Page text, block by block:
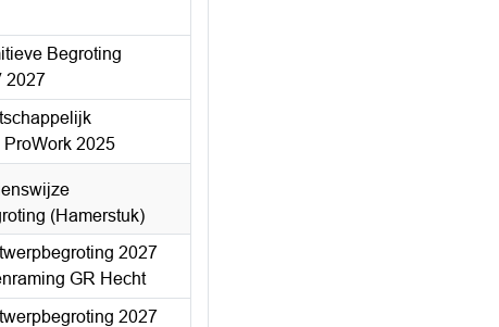
Begroting
2027
2025
(Hamerstuk)
2027
GR Hecht
2027